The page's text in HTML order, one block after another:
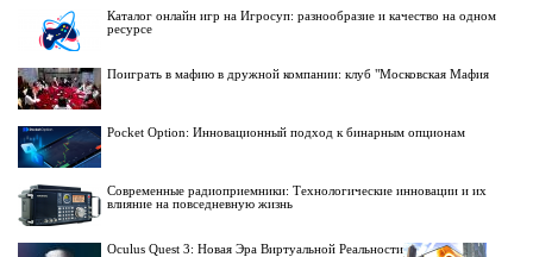
Каталог онлайн игр на Игросуп: разнообразие и качество на одном
ресурсе
Поиграть в мафию в дружной компании: клуб "Московская Мафия
Pocket Option: Инновационный подход к бинарным опционам
Современные радиоприемники: Технологические инновации и их
влияние на повседневную жизнь
Oculus Quest 3: Новая Эра Виртуальной Реальности